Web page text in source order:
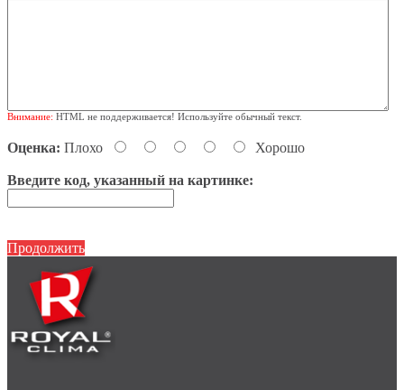
Внимание: HTML не поддерживается! Используйте обычный текст.
Оценка: Плохо Хорошо
Введите код, указанный на картинке:
Продолжить